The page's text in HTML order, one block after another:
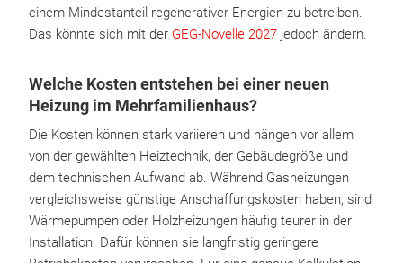
einem Mindestanteil regenerativer Energien zu betreiben.
Das könnte sich mit der GEG-Novelle 2027 jedoch ändern.
Welche Kosten entstehen bei einer neuen
Heizung im Mehrfamilienhaus?
Die Kosten können stark variieren und hängen vor allem
von der gewählten Heiztechnik, der Gebäudegröße und
dem technischen Aufwand ab. Während Gasheizungen
vergleichsweise günstige Anschaffungskosten haben, sind
Wärmepumpen oder Holzheizungen häufig teurer in der
Installation. Dafür können sie langfristig geringere